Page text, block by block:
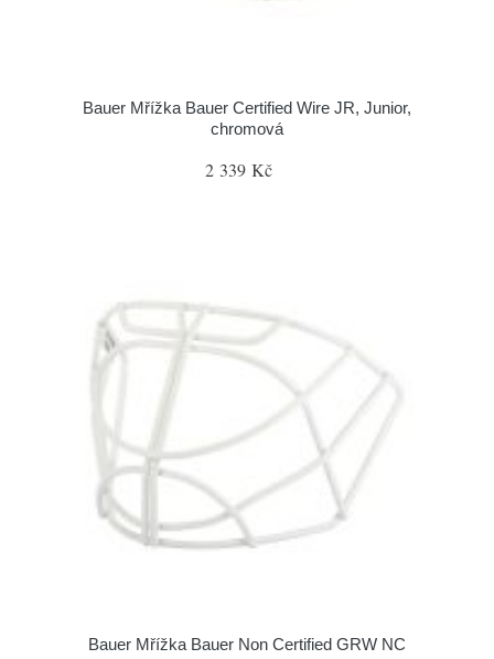
Bauer Mřížka Bauer Certified Wire JR, Junior,
chromová
2 339 Kč
Bauer Mřížka Bauer Non Certified GRW NC